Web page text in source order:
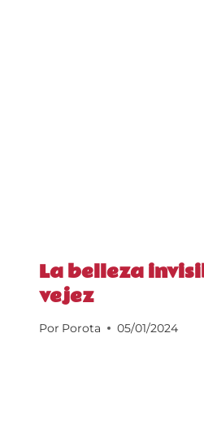
La belleza
vejez
Por Porota 05/01/2024